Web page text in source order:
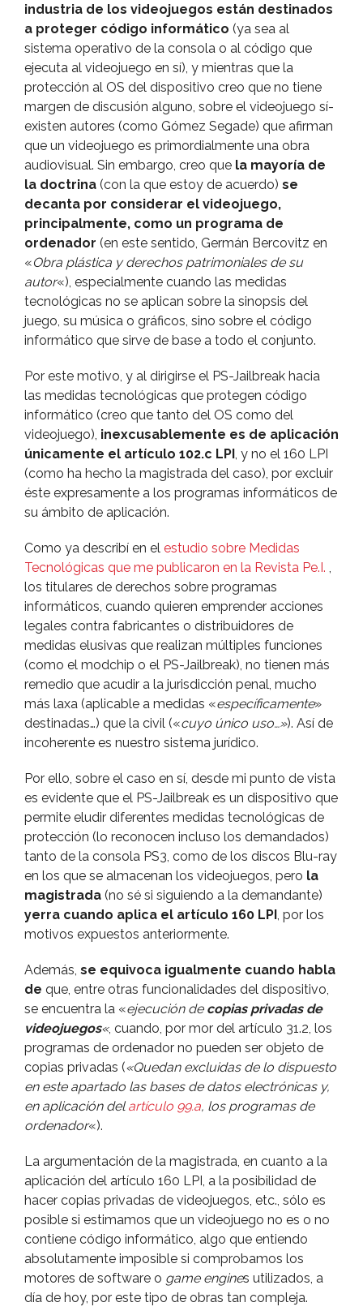
industria de los videojuegos están destinados
a proteger código informático (ya sea al
sistema operativo de la consola o al código que
ejecuta al videojuego en sí­), y mientras que la
protección al OS del dispositivo creo que no tiene
margen de discusión alguno, sobre el videojuego sí­
existen autores (como Gómez Segade) que afirman
que un videojuego es primordialmente una obra
audiovisual. Sin embargo, creo que la mayorí­a de
la doctrina (con la que estoy de acuerdo) se
decanta por considerar el videojuego,
principalmente, como un programa de
ordenador (en este sentido, Germán Bercovitz en
«Obra plástica y derechos patrimoniales de su
autor«), especialmente cuando las medidas
tecnológicas no se aplican sobre la sinopsis del
juego, su música o gráficos, sino sobre el código
informático que sirve de base a todo el conjunto.
Por este motivo, y al dirigirse el PS-Jailbreak hacia
las medidas tecnológicas que protegen código
informático (creo que tanto del OS como del
videojuego), inexcusablemente es de aplicación
únicamente el artí­culo 102.c LPI, y no el 160 LPI
(como ha hecho la magistrada del caso), por excluir
éste expresamente a los programas informáticos de
su ámbito de aplicación.
Como ya describí­ en el estudio sobre Medidas
Tecnológicas que me publicaron en la Revista Pe.I. ,
los titulares de derechos sobre programas
informáticos, cuando quieren emprender acciones
legales contra fabricantes o distribuidores de
medidas elusivas que realizan múltiples funciones
(como el modchip o el PS-Jailbreak), no tienen más
remedio que acudir a la jurisdicción penal, mucho
más laxa (aplicable a medidas «especí­ficamente»
destinadas…) que la civil («cuyo único uso…»). Así­ de
incoherente es nuestro sistema jurí­dico.
Por ello, sobre el caso en sí­, desde mi punto de vista
es evidente que el PS-Jailbreak es un dispositivo que
permite eludir diferentes medidas tecnológicas de
protección (lo reconocen incluso los demandados)
tanto de la consola PS3, como de los discos Blu-ray
en los que se almacenan los videojuegos, pero la
magistrada (no sé si siguiendo a la demandante)
yerra cuando aplica el artí­culo 160 LPI, por los
motivos expuestos anteriormente.
Además, se equivoca igualmente cuando habla
de que, entre otras funcionalidades del dispositivo,
se encuentra la «ejecución de copias privadas de
videojuegos«, cuando, por mor del artí­culo 31.2, los
programas de ordenador no pueden ser objeto de
copias privadas («Quedan excluidas de lo dispuesto
en este apartado las bases de datos electrónicas y,
en aplicación delartí­culo 99.a, los programas de
ordenador«).
La argumentación de la magistrada, en cuanto a la
aplicación del artí­culo 160 LPI, a la posibilidad de
hacer copias privadas de videojuegos, etc., sólo es
posible si estimamos que un videojuego no es o no
contiene código informático, algo que entiendo
absolutamente imposible si comprobamos los
motores de software o game engines utilizados, a
dí­a de hoy, por este tipo de obras tan compleja.